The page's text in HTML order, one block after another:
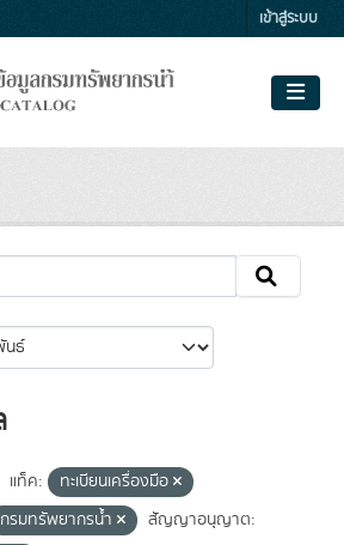
เข้าสู่ระบบ
แท็ค:
ทะเบียนเครื่องมือ
กรมทรัพยากรน้ำ
สัญญาอนุญาต: